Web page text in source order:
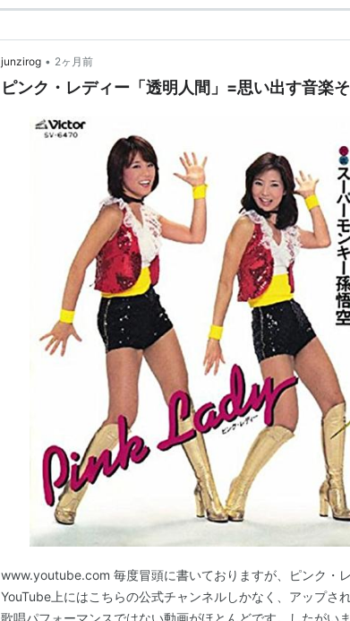
junzirog • 2ヶ月前
ピンク・レディー「透明人間」=思い出す音楽
www.youtube.com 毎度冒頭に書いておりますが、ピンク・
YouTube上にはこちらの公式チャンネルしかなく、アップさ